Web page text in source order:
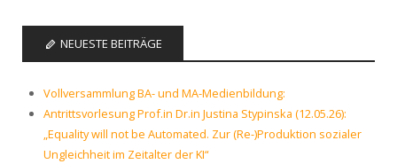
NEUESTE BEITRÄGE
Vollversammlung BA- und MA-Medienbildung:
Antrittsvorlesung Prof.in Dr.in Justina Stypinska (12.05.26):
„Equality will not be Automated. Zur (Re-)Produktion sozialer
Ungleichheit im Zeitalter der KI“